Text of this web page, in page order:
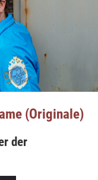
(Originale)
der